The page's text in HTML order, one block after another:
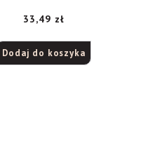
33,49 zł
Dodaj do koszyka